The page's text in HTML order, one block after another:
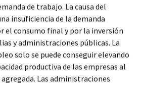
de trabajo. La causa del
insuficiencia de la demanda
el consumo final y por la inversión
y administraciones públicas. La
solo se puede conseguir elevando
productiva de las empresas al
Las administraciones